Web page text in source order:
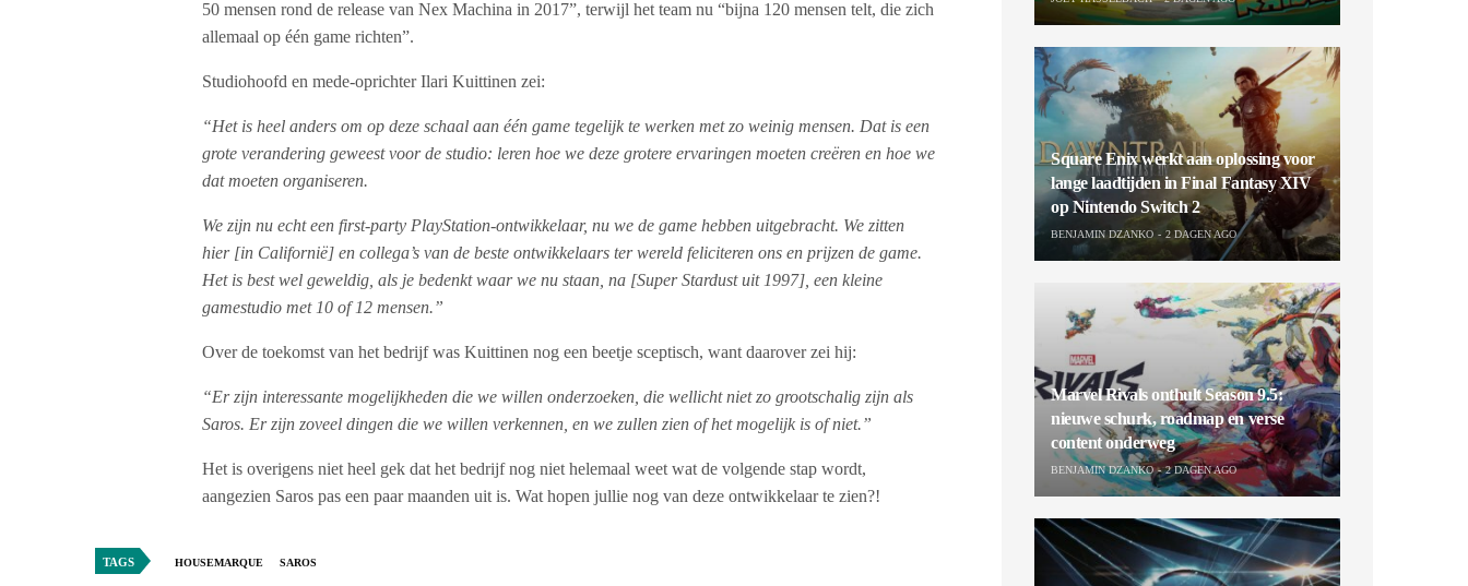
50 mensen rond de release van Nex Machina in 2017”, terwijl het team nu “bijna 120 mensen telt, die zich
allemaal op één game richten”.
Studiohoofd en mede-oprichter Ilari Kuittinen zei:
“Het is heel anders om op deze schaal aan één game tegelijk te werken met zo weinig mensen. Dat is een
grote verandering geweest voor de studio: leren hoe we deze grotere ervaringen moeten creëren en hoe we
dat moeten organiseren.
We zijn nu echt een first-party PlayStation-ontwikkelaar, nu we de game hebben uitgebracht. We zitten
hier [in Californië] en collega’s van de beste ontwikkelaars ter wereld feliciteren ons en prijzen de game.
Het is best wel geweldig, als je bedenkt waar we nu staan, na [Super Stardust uit 1997], een kleine
gamestudio met 10 of 12 mensen.”
Over de toekomst van het bedrijf was Kuittinen nog een beetje sceptisch, want daarover zei hij:
“Er zijn interessante mogelijkheden die we willen onderzoeken, die wellicht niet zo grootschalig zijn als
Saros. Er zijn zoveel dingen die we willen verkennen, en we zullen zien of het mogelijk is of niet.”
Het is overigens niet heel gek dat het bedrijf nog niet helemaal weet wat de volgende stap wordt,
aangezien Saros pas een paar maanden uit is. Wat hopen jullie nog van deze ontwikkelaar te zien?!
TAGS HOUSEMARQUE SAROS
Square Enix werkt aan oplossing voor
lange laadtijden in Final Fantasy XIV
op Nintendo Switch 2
BENJAMIN DZANKO 2 DAGEN AGO
Marvel Rivals onthult Season 9.5:
nieuwe schurk, roadmap en verse
content onderweg
BENJAMIN DZANKO 2 DAGEN AGO